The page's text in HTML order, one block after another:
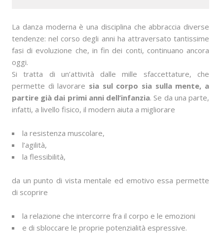
La danza moderna è una disciplina che abbraccia diverse
tendenze: nel corso degli anni ha attraversato tantissime
fasi di evoluzione che, in fin dei conti, continuano ancora
oggi.
Si tratta di un’attività dalle mille sfaccettature, che
permette di lavorare sia sul corpo sia sulla mente, a
partire già dai primi anni dell’infanzia. Se da una parte,
infatti, a livello fisico, il modern aiuta a migliorare
la resistenza muscolare,
l’agilità,
la flessibilità,
da un punto di vista mentale ed emotivo essa permette
di scoprire
la relazione che intercorre fra il corpo e le emozioni
e di sbloccare le proprie potenzialità espressive.